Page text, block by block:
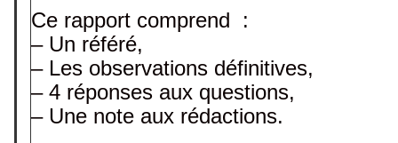
Ce rapport comprend :
– Un référé,
– Les observations définitives,
– 4 réponses aux questions,
– Une note aux rédactions.